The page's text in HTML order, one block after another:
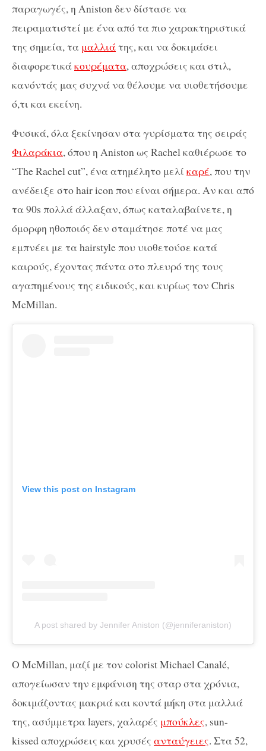
παραγωγές, η Aniston δεν δίστασε να
πειραματιστεί με ένα από τα πιο χαρακτηριστικά
της σημεία, τα μαλλιάτης, και να δοκιμάσει
διαφορετικάκουρέματα, αποχρώσεις και στιλ,
κανόντάς μας συχνά να θέλουμε να υιοθετήσουμε
ό,τι και εκείνη.
Φυσικά, όλα ξεκίνησαν στα γυρίσματα της σειράς
Φιλαράκια, όπου η Aniston ως Rachel καθιέρωσε το
“The Rachel cut”, ένα ατημέλητο μελί καρέ, που την
ανέδειξε στο hair icon που είναι σήμερα. Αν και από
τα 90s πολλά άλλαξαν, όπως καταλαβαίνετε, η
όμορφη ηθοποιός δεν σταμάτησε ποτέ να μας
εμπνέει με τα hairstyle που υιοθετούσε κατά
καιρούς, έχοντας πάντα στο πλευρό της τους
αγαπημένους της ειδικούς, και κυρίως τον Chris
McMillan.
View this post on Instagram
A post shared by Jennifer Aniston (@jenniferaniston)
Ο McMillan, μαζί με τον colorist Michael Canalé,
απογείωσαν την εμφάνιση της σταρ στα χρόνια,
δοκιμάζοντας μακριά και κοντά μήκη στα μαλλιά
της, ασύμμετρα layers, χαλαρές μπούκλες, sun-
kissed αποχρώσεις και χρυσές ανταύγειες. Στα 52,